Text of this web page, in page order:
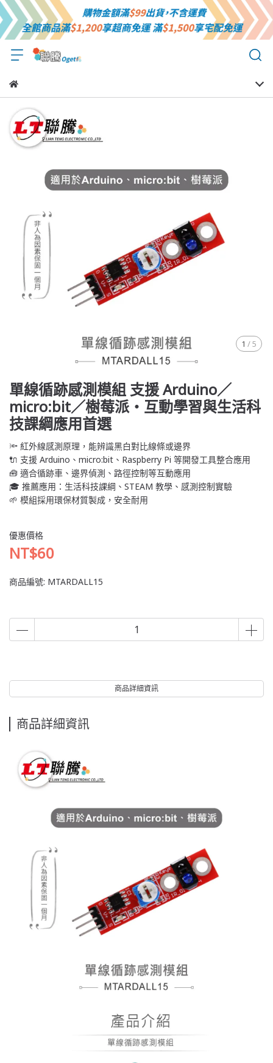
1 /5
單線循跡感測模組 支援 Arduino／
micro:bit／樹莓派・互動學習與生活科
技課綱應用首選
🔦 紅外線感測原理，能辨識黑白對比線條或邊界
🔌 支援 Arduino、micro:bit、Raspberry Pi 等開發工具整合應用
🧰 適合循跡車、邊界偵測、路徑控制等互動應用
🎓 推薦應用：生活科技課綱、STEAM 教學、感測控制實驗
🌱 模組採用環保材質製成，安全耐用
優惠價格
NT$60
商品編號: MTARDALL15
商品詳細資訊
商品詳細資訊